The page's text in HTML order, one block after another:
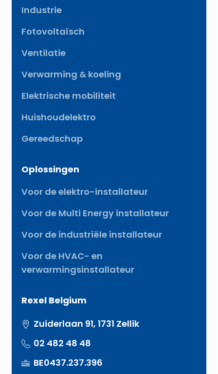
Industrie
Fotovoltaïsch
Ventilatie
Verwarming & koeling
Elektrische mobiliteit
Huishoudelektro
Gereedschap
Oplossingen
Voor de elektro-installateur
Voor de Multi Energy installateur
Voor de industriële installateur
Voor de HVAC- en
verwarmingsinstallateur
Rexel Belgium
Zuiderlaan 91, 1731 Zellik
02 482 48 48
BE0437.237.396